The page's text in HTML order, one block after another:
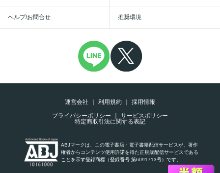
ヘルプ/お問合せ 推奨環境
運営会社 利用規約
採用情報
プライバシーポリシー
サービスポリシー
特定商取引法に関する表記
ABJマークは、この電子書店・電子書籍配信サービスが、著作
権者からコンテンツ使用許諾を得た正規版配信サービスである
ことを示す登録商標（登録番号 第6091713号）です。